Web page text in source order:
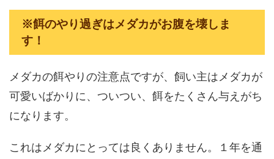
※餌のやり過ぎはメダカがお腹を壊しま
す！
メダカの餌やりの注意点ですが、飼い主はメダカが
可愛いばかりに、ついつい、餌をたくさん与えがち
になります。
これはメダカにとっては良くありません。１年を通